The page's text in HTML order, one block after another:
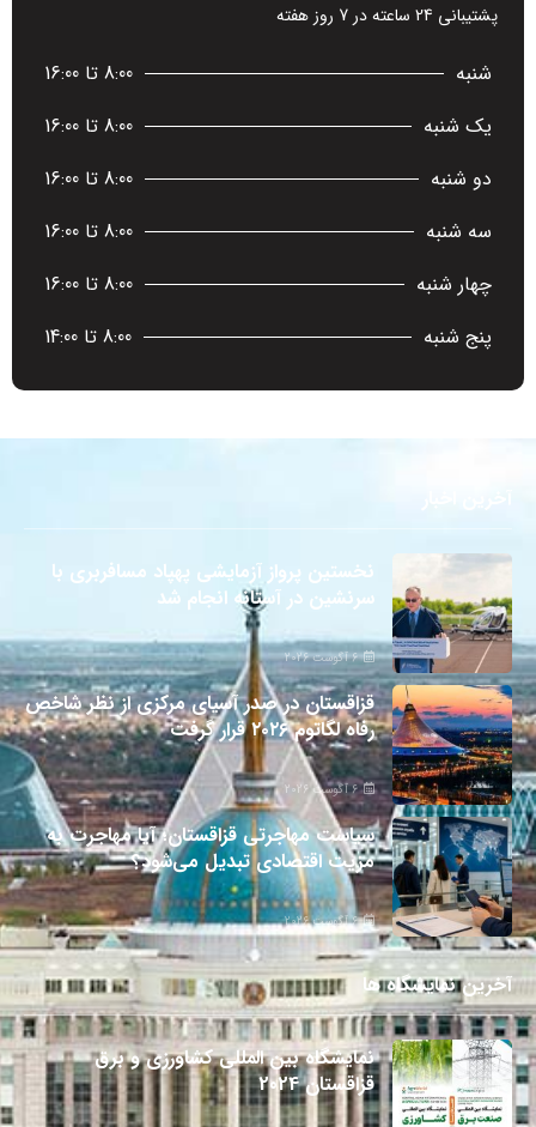
پشتیبانی 24 ساعته در 7 روز هفته
شنبه
8:00 تا 16:00
یک شنبه
8:00 تا 16:00
دو شنبه
8:00 تا 16:00
سه شنبه
8:00 تا 16:00
چهار شنبه
8:00 تا 16:00
پنج شنبه
8:00 تا 14:00
نخستین پرواز آزمایشی پهپاد مسافربری با
سرنشین در آستانه انجام شد
6 آگوست 2026
قزاقستان در صدر آسیای مرکزی از نظر شاخص
رفاه لگاتوم ۲۰۲۶ قرار گرفت
6 آگوست 2026
سیاست مهاجرتی قزاقستان؛ آیا مهاجرت به
مزیت اقتصادی تبدیل می‌شود؟
6 آگوست 2026
آخرین نمایشگاه ها
نمایشگاه بین المللی کشاورزی و برق
قزاقستان 2024